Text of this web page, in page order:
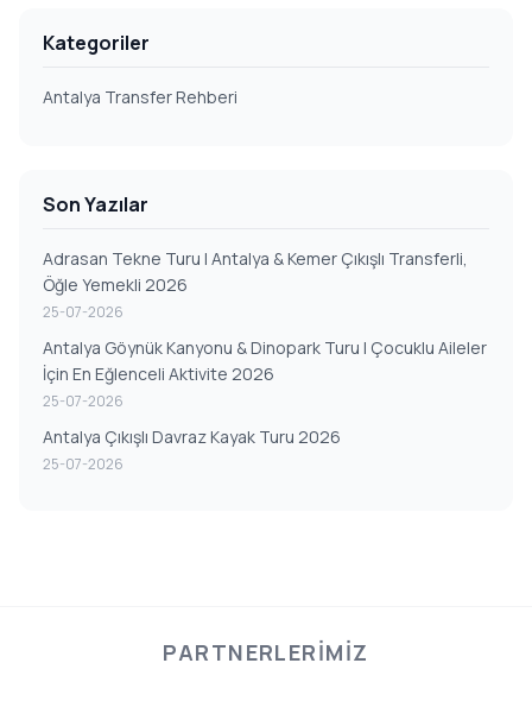
Kategoriler
Antalya Transfer Rehberi
Son Yazılar
Adrasan Tekne Turu | Antalya & Kemer Çıkışlı Transferli,
Öğle Yemekli 2026
25-07-2026
Antalya Göynük Kanyonu & Dinopark Turu | Çocuklu Aileler
İçin En Eğlenceli Aktivite 2026
25-07-2026
Antalya Çıkışlı Davraz Kayak Turu 2026
25-07-2026
PARTNERLERIMIZ